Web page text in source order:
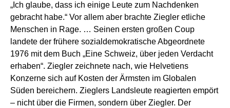
„Ich glaube, dass ich einige Leute zum Nachdenken
gebracht habe.“ Vor allem aber brachte Ziegler etliche
Menschen in Rage. … Seinen ersten großen Coup
landete der frühere sozialdemokratische Abgeordnete
1976 mit dem Buch „Eine Schweiz, über jeden Verdacht
erhaben“. Ziegler zeichnete nach, wie Helvetiens
Konzerne sich auf Kosten der Ärmsten im Globalen
Süden bereichern. Zieglers Landsleute reagierten empört
– nicht über die Firmen, sondern über Ziegler. Der